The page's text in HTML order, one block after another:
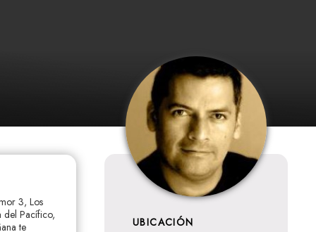
3, Los
del Pacífico,
te
UBICACIÓN